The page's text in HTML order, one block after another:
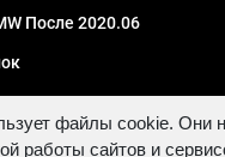
После 2020.06
Павлович. ИНН
файлы cookie. Они
работы сайтов и